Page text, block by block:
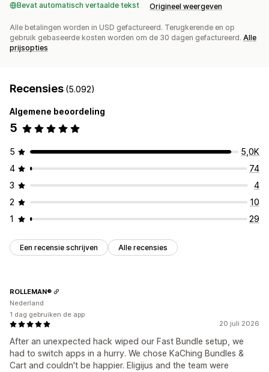
Bevat automatisch vertaalde tekst Origineel weergeven
Alle betalingen worden in USD gefactureerd. Terugkerende en op
gebruik gebaseerde kosten worden om de 30 dagen gefactureerd. Alle
prijsopties
Recensies (5.092)
Algemene beoordeling
5
5
5,0K
4
74
3
4
2
10
1
29
Een recensie schrijven Alle recensies
20 juli 2026
After an unexpected hack wiped our Fast Bundle setup, we
had to switch apps in a hurry. We chose KaChing Bundles &
Cart and couldn't be happier. Eligijus and the team were
ROLLEMAN®
Nederland
1 dag gebruiken de app